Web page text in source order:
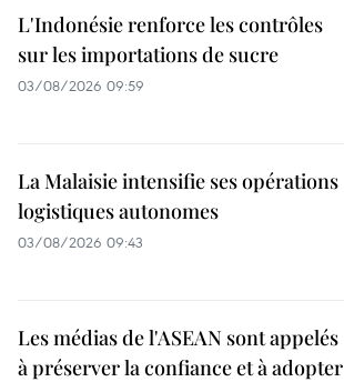
L'Indonésie renforce les contrôles
sur les importations de sucre
03/08/2026 09:59
La Malaisie intensifie ses opérations
logistiques autonomes
03/08/2026 09:43
Les médias de l'ASEAN sont appelés
à préserver la confiance et à adopter